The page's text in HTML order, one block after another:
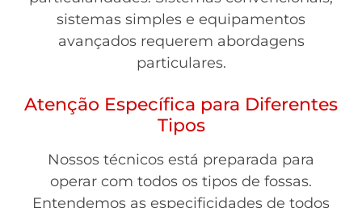
sistemas simples e equipamentos
avançados requerem abordagens
particulares.
Atenção Específica para Diferentes
Tipos
Nossos técnicos está preparada para
operar com todos os tipos de fossas.
Entendemos as especificidades de todos